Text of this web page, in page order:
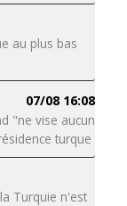
au plus bas
07/08 16:08
"ne vise aucun
turque
Turquie n'est